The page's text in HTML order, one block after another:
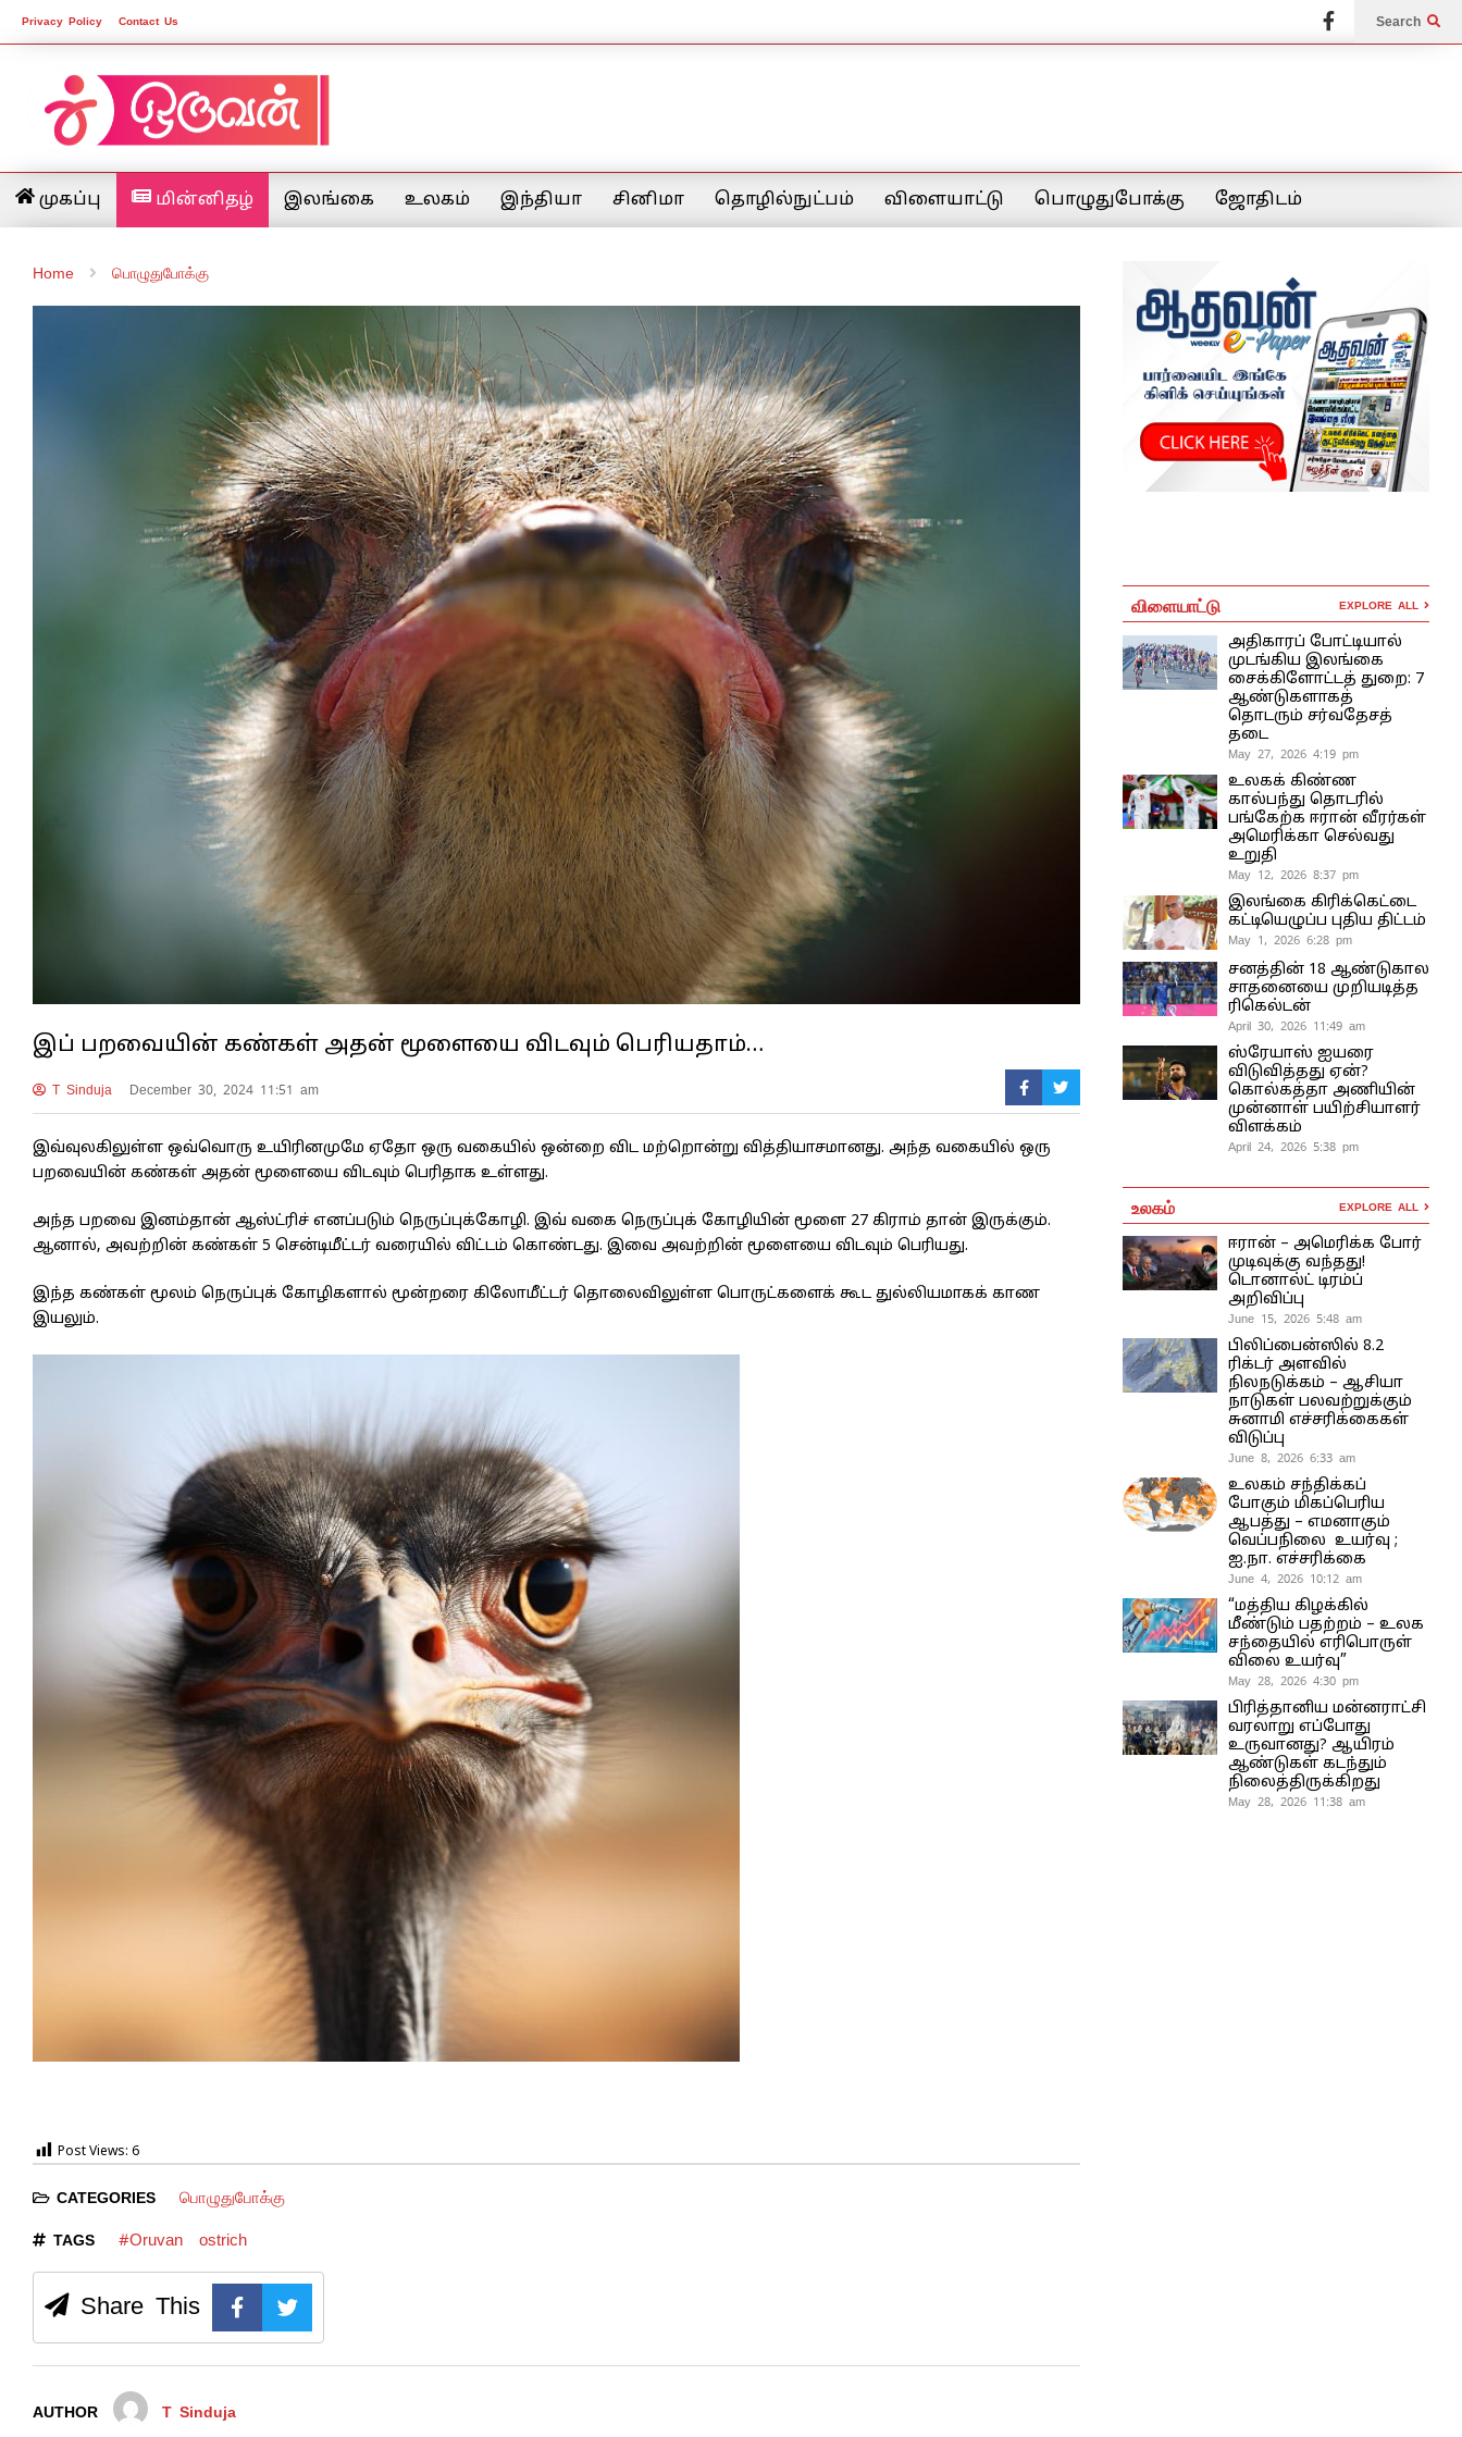
Privacy Policy Contact Us Search
முகப்பு மின்னிதழ் இலங்கை உலகம் இந்தியா சினிமா தொழில்நுட்பம் விளையாட்டு பொழுதுபோக்கு ஜோதிடம்
Home பொழுதுபோக்கு
இப் பறவையின் கண்கள் அதன் மூளையை விடவும் பெரியதாம்…
T Sinduja December 30, 2024 11:51 am
இவ்வுலகிலுள்ள ஒவ்வொரு உயிரினமுமே ஏதோ ஒரு வகையில் ஒன்றை விட மற்றொன்று வித்தியாசமானது. அந்த வகையில் ஒரு
பறவையின் கண்கள் அதன் மூளையை விடவும் பெரிதாக உள்ளது.
அந்த பறவை இனம்தான் ஆஸ்ட்ரிச் எனப்படும் நெருப்புக்கோழி. இவ் வகை நெருப்புக் கோழியின் மூளை 27 கிராம் தான் இருக்கும்.
ஆனால், அவற்றின் கண்கள் 5 சென்டிமீட்டர் வரையில் விட்டம் கொண்டது. இவை அவற்றின் மூளையை விடவும் பெரியது.
இந்த கண்கள் மூலம் நெருப்புக் கோழிகளால் மூன்றரை கிலோமீட்டர் தொலைவிலுள்ள பொருட்களைக் கூட துல்லியமாகக் காண
இயலும்.
Post Views: 6
CATEGORIES பொழுதுபோக்கு
TAGS #Oruvan ostrich
Share This
AUTHOR T Sinduja
விளையாட்டு EXPLORE ALL
அதிகாரப் போட்டியால்
முடங்கிய இலங்கை
சைக்கிளோட்டத் துறை: 7
ஆண்டுகளாகத்
தொடரும் சர்வதேசத்
தடை
May 27, 2026 4:19 pm
உலகக் கிண்ண
கால்பந்து தொடரில்
பங்கேற்க ஈரான் வீரர்கள்
அமெரிக்கா செல்வது
உறுதி
May 12, 2026 8:37 pm
இலங்கை கிரிக்கெட்டை
கட்டியெழுப்ப புதிய திட்டம்
May 1, 2026 6:28 pm
சனத்தின் 18 ஆண்டுகால
சாதனையை முறியடித்த
ரிகெல்டன்
April 30, 2026 11:49 am
ஸ்ரேயாஸ் ஐயரை
விடுவித்தது ஏன்?
கொல்கத்தா அணியின்
முன்னாள் பயிற்சியாளர்
விளக்கம்
April 24, 2026 5:38 pm
உலகம் EXPLORE ALL
ஈரான் – அமெரிக்க போர்
முடிவுக்கு வந்தது!
டொனால்ட் டிரம்ப்
அறிவிப்பு
June 15, 2026 5:48 am
பிலிப்பைன்ஸில் 8.2
ரிக்டர் அளவில்
நிலநடுக்கம் – ஆசியா
நாடுகள் பலவற்றுக்கும்
சுனாமி எச்சரிக்கைகள்
விடுப்பு
June 8, 2026 6:33 am
உலகம் சந்திக்கப்
போகும் மிகப்பெரிய
ஆபத்து – எமனாகும்
வெப்பநிலை உயர்வு ;
ஐ.நா. எச்சரிக்கை
June 4, 2026 10:12 am
“மத்திய கிழக்கில்
மீண்டும் பதற்றம் – உலக
சந்தையில் எரிபொருள்
விலை உயர்வு”
May 28, 2026 4:30 pm
பிரித்தானிய மன்னராட்சி
வரலாறு எப்போது
உருவானது? ஆயிரம்
ஆண்டுகள் கடந்தும்
நிலைத்திருக்கிறது
May 28, 2026 11:38 am